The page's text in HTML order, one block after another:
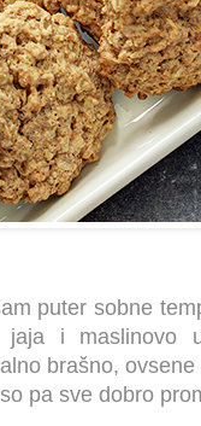
puter sobne
jaja i maslinovo
brašno,
pa sve dobro